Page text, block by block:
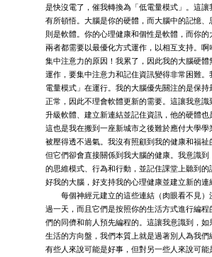
是快沒電了，催我轉換為「低電量模式」。這讓
有所頓悟。大腦是你的硬體，而大腦中的記憶、
則是軟體。你的心理健康和個性是軟體，而你的
兩者都需要以最優化方式運作，以相互支持。啊
集中注意力的原因！我累了，因此我的大腦硬體
運作，要集中注意力和記住資訊變得非常困難。
電量模式」在運行。我的大腦優先關注的是保持
正常，因此不理會軟體更新的需要。這讓我意識
升級軟體、建立新連結並記住資訊，他的硬體也
這也是我在搬到一座新城市之後難於應付大學學
被壓得透不過氣。我沒有照顧到我的健康和福祉
但它們卻會直接關係到我大腦的健康。我意識到
的思維模式、行為和行動，並記住課堂上聽到的
好我的大腦，好支持我的心理健康並建立新的連
每個神經元建立的這些連結（肉眼看不見）
過一天，而且它們是按照你的生活方式進行編程
們的同儕和前人預先編程的。這讓我意識到，如
生活的方向盤，我們本質上就是過著別人為我們
有些人來說可能是好事，但對另一些人來說可能